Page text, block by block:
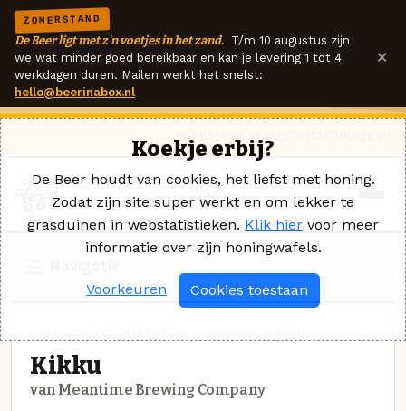
ZOMERSTAND
De Beer ligt met z'n voetjes in het zand. T/m 10 augustus zijn
we wat minder goed bereikbaar en kan je levering 1 tot 4
werkdagen duren. Mailen werkt het snelst:
hello@beerinabox.nl
×
Kikku
van Meantime Brewing Company
Koekje erbij?
De Beer houdt van cookies, het liefst met honing.
Zodat zijn site super werkt en om lekker te
grasduinen in webstatistieken. Klik hier voor meer
informatie over zijn honingwafels.
Voorkeuren Cookies toestaan